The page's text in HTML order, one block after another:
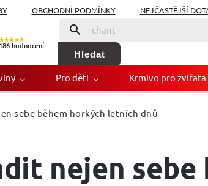
OBCHODNÍ PODMÍNKY NEJČASTĚJŠÍ
hodnocení
Hledat
Pro děti Krmivo pro zvířata
sebe během horkých letních dnů
nejen sebe